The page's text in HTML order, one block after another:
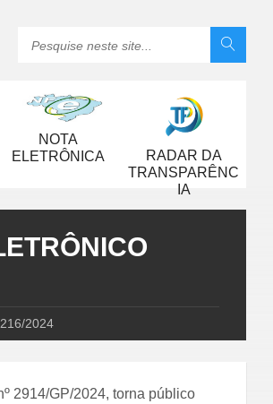
NOTA
ELETRÔNICA
RADAR DA
TRANSPARÊNC
IA
2024
2914/GP/2024, torna público